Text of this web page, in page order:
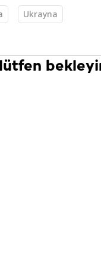
Ukrayna